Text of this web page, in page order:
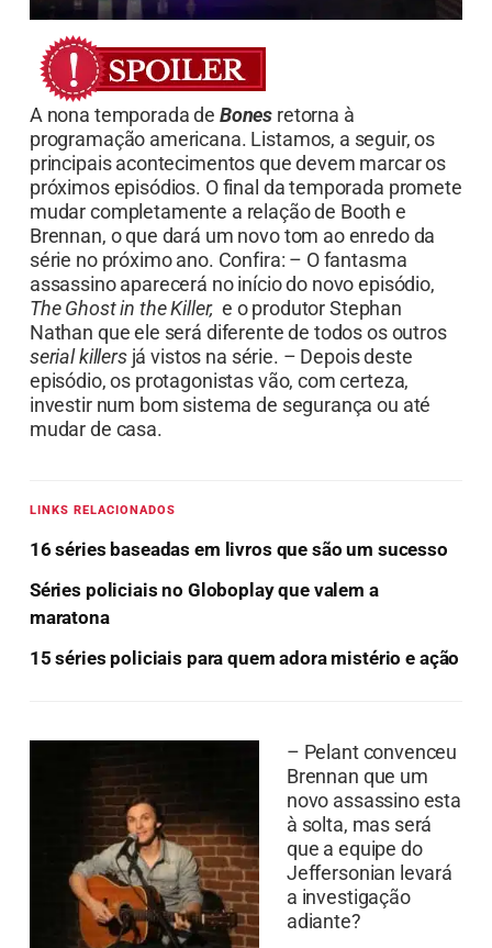
A nona temporada de Bones retorna à
programação americana. Listamos, a seguir, os
principais acontecimentos que devem marcar os
próximos episódios. O final da temporada promete
mudar completamente a relação de Booth e
Brennan, o que dará um novo tom ao enredo da
série no próximo ano. Confira: – O fantasma
assassino aparecerá no início do novo episódio,
The Ghost in the Killer, e o produtor Stephan
Nathan que ele será diferente de todos os outros
serial killersjá vistos na série. – Depois deste
episódio, os protagonistas vão, com certeza,
investir num bom sistema de segurança ou até
mudar de casa.
LINKS RELACIONADOS
16 séries baseadas em livros que são um sucesso
Séries policiais no Globoplay que valem a
maratona
15 séries policiais para quem adora mistério e ação
– Pelant convenceu
Brennan que um
novo assassino esta
à solta, mas será
que a equipe do
Jeffersonian levará
a investigação
adiante?